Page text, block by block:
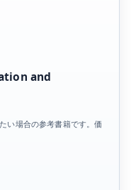
and
い場合の参考書籍です。価